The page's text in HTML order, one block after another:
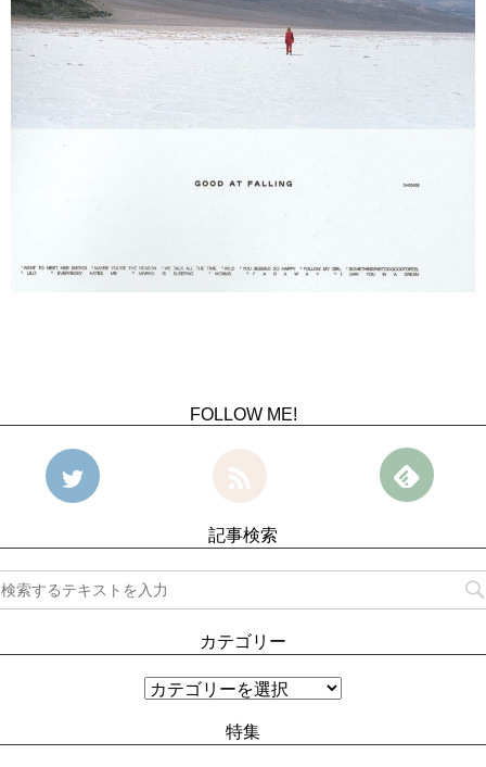
FOLLOW ME!
記事検索
カテゴリー
特集